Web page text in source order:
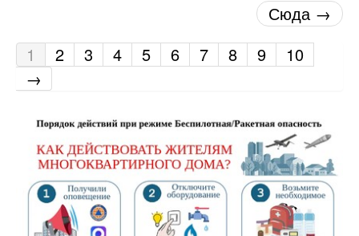
Сюда →
1
2 3 4 5 6 7 8 9
10
→